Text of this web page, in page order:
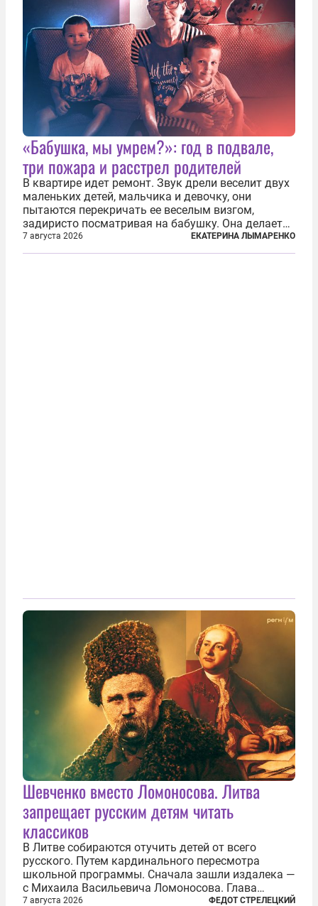
«Бабушка, мы умрем?»: год в подвале,
три пожара и расстрел родителей
В квартире идет ремонт. Звук дрели веселит двух
маленьких детей, мальчика и девочку, они
пытаются перекричать ее веселым визгом,
задиристо посматривая на бабушку. Она делает
им замечание, но внуки чувствуют, что она
сердится невсерьез. И это правда: дрель, конечно,
7 августа 2026 ЕКАТЕРИНА ЛЫМАРЕНКО
Шевченко вместо Ломоносова. Литва
запрещает русским детям читать
классиков
В Литве собираются отучить детей от всего
русского. Путем кардинального пересмотра
школьной программы. Сначала зашли издалека —
с Михаила Васильевича Ломоносова. Глава
правительства Литвы Миндаугас Синкявичюс
7 августа 2026 ФЕДОТ СТРЕЛЕЦКИЙ